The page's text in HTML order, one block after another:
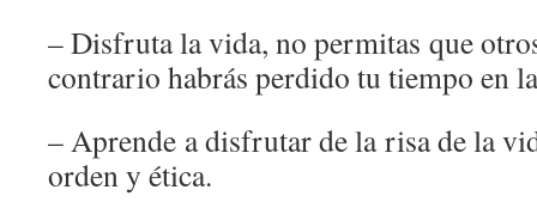
– Disfruta la vida, no permitas que
contrario habrás perdido tu tiempo en
– Aprende a disfrutar de la risa de la
orden y ética.